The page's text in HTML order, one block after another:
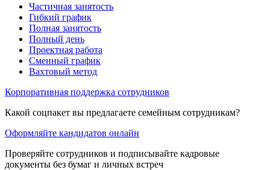
Частичная занятость
Гибкий график
Полная занятость
Полный день
Проектная работа
Сменный график
Вахтовый метод
Корпоративная поддержка сотрудников
Какой соцпакет вы предлагаете семейным сотрудникам?
Оформляйте кандидатов онлайн
Проверяйте сотрудников и подписывайте кадровые
документы без бумаг и личных встреч